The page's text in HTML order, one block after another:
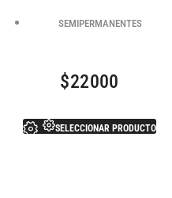
SEMIPERMANENTES
$22000
SELECCIONAR PRODUCTO